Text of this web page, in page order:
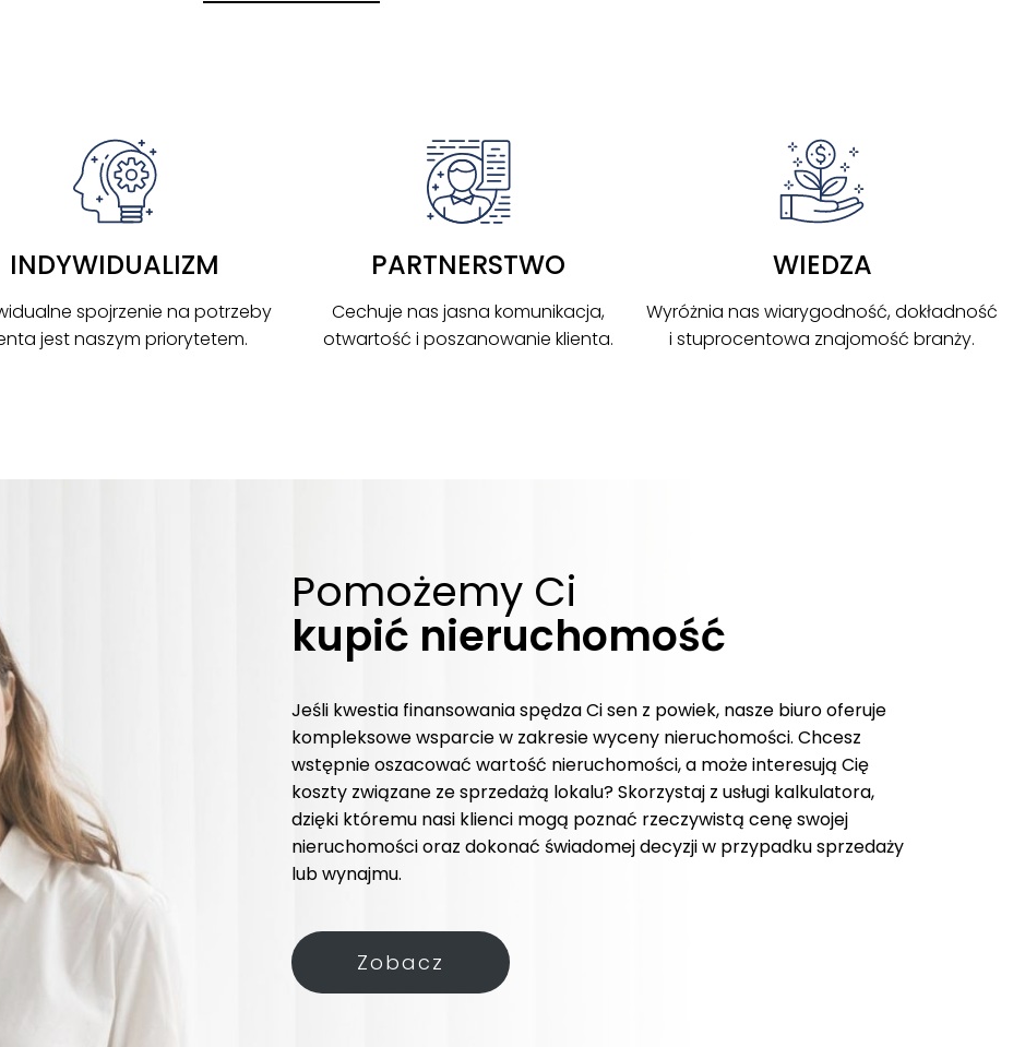
INDYWIDUALIZM
spojrzenie na potrzeby
jest naszym priorytetem.
PARTNERSTWO
Cechuje nas jasna komunikacja,
otwartość i poszanowanie klienta.
WIEDZA
Wyróżnia nas wiarygodność, dokładność
i stuprocentowa znajomość branży.
Pomożemy Ci
kupić nieruchomość
Jeśli kwestia finansowania spędza Ci sen z powiek, nasze biuro oferuje
kompleksowe wsparcie w zakresie wyceny nieruchomości. Chcesz
wstępnie oszacować wartość nieruchomości, a może interesują Cię
koszty związane ze sprzedażą lokalu? Skorzystaj z usługi kalkulatora,
dzięki któremu nasi klienci mogą poznać rzeczywistą cenę swojej
nieruchomości oraz dokonać świadomej decyzji w przypadku sprzedaży
lub wynajmu.
Zobacz